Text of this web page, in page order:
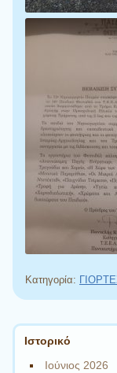
Κατηγορία:
Ιστορικό
Ιούνιος 2026